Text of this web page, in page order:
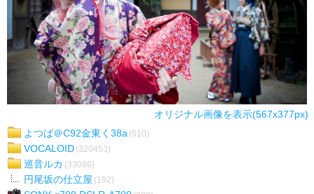
オリジナル画像を表示(567x377px)
よつば＠C92金東く38a (510)
VOCALOID (320453)
巡音ルカ (33096)
円尾坂の仕立屋 (192)